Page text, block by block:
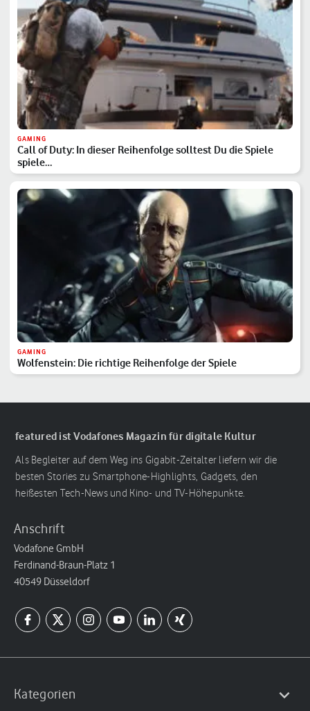
GAMING
Call of Duty: In dieser Reihenfolge solltest Du die Spiele
spiele…
GAMING
Wolfenstein: Die richtige Reihenfolge der Spiele
featured ist Vodafones Magazin für digitale Kultur
Als Begleiter auf dem Weg ins Gigabit-Zeitalter liefern wir die
besten Stories zu Smartphone-Highlights, Gadgets, den
heißesten Tech-News und Kino- und TV-Höhepunkte.
Anschrift
Vodafone GmbH
Ferdinand-Braun-Platz 1
40549 Düsseldorf
Kategorien